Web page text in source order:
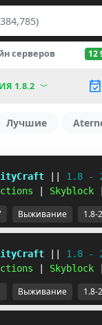
серверов 12
1.8.2
Лучшие
1.8 -
Skyblock
Выживание 1.8-
1.8 -
Skyblock
Выживание 1.8-